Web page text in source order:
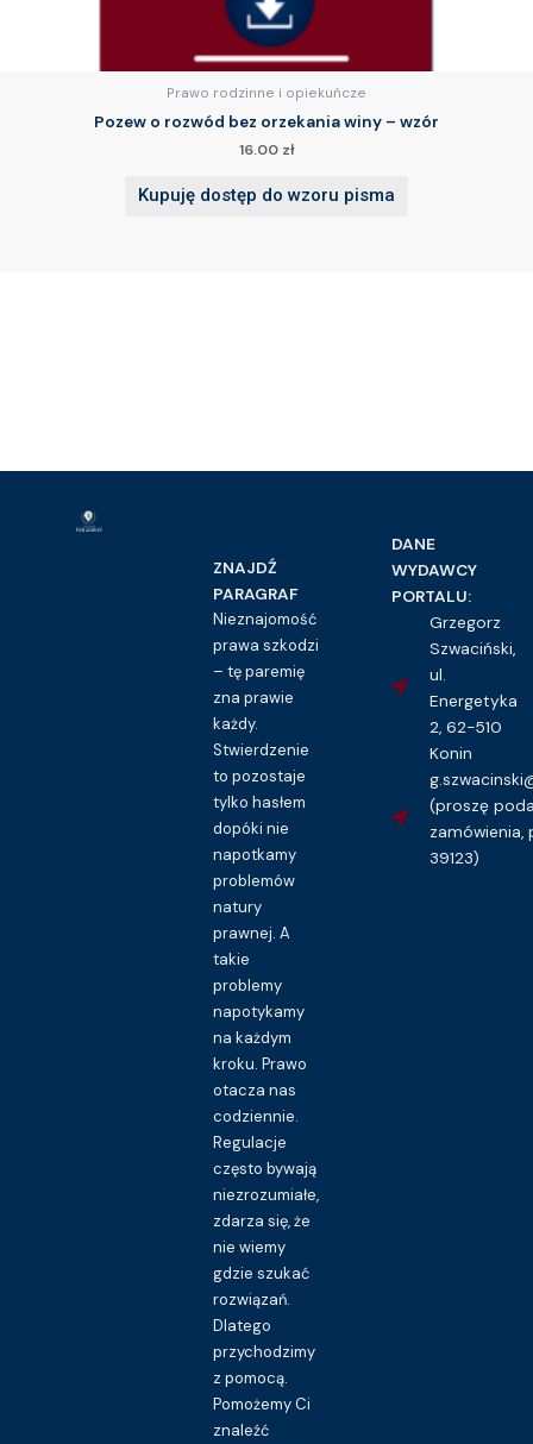
Prawo rodzinne i opiekuńcze
Pozew o rozwód bez orzekania winy – wzór
16.00 zł
Kupuję dostęp do wzoru pisma
ZNAJDŹ
PARAGRAF
Nieznajomość
prawa szkodzi
– tę paremię
zna prawie
każdy.
Stwierdzenie
to pozostaje
tylko hasłem
dopóki nie
napotkamy
problemów
natury
prawnej. A
takie
problemy
napotykamy
na każdym
kroku. Prawo
otacza nas
codziennie.
Regulacje
często bywają
niezrozumiałe,
zdarza się, że
nie wiemy
gdzie szukać
rozwiązań.
Dlatego
przychodzimy
z pomocą.
Pomożemy Ci
znaleźć
DANE
WYDAWCY
PORTALU:
Grzegorz
Szwaciński,
ul.
Energetyka
2, 62-510
Konin
(proszę
zamówienia,
39123)